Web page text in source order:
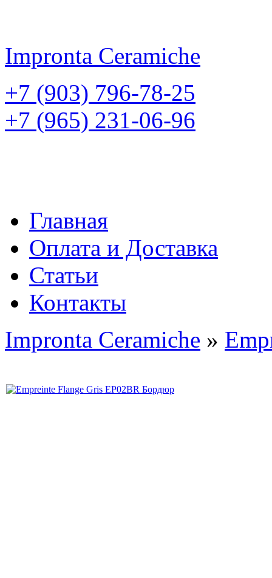
Impronta Ceramiche
+7 (903) 796-78-25
+7 (965) 231-06-96
Главная
Оплата и Доставка
Статьи
Контакты
Impronta Ceramiche »